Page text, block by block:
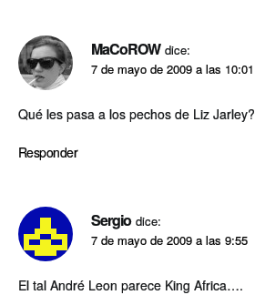
MaCoROW dice:
7 de mayo de 2009 a las 10:01
Qué les pasa a los pechos de Liz Jarley?
Responder
Sergio dice:
7 de mayo de 2009 a las 9:55
El tal André Leon parece King Africa….